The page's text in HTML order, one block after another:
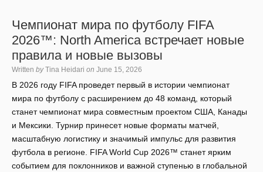
Чемпионат мира по футболу FIFA
2026™: North America встречает новые
правила и новые вызовы
Written by Tina Heidari on June 15, 2026
В 2026 году FIFA проведет первый в истории чемпионат
мира по футболу с расширением до 48 команд, который
станет чемпионат мира совместным проектом США, Канады
и Мексики. Турнир принесет новые форматы матчей,
масштабную логистику и значимый импульс для развития
футбола в регионе. FIFA World Cup 2026™ станет ярким
событием для поклонников и важной ступенью в глобальной